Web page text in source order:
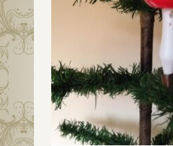
druppel
vorm
helft